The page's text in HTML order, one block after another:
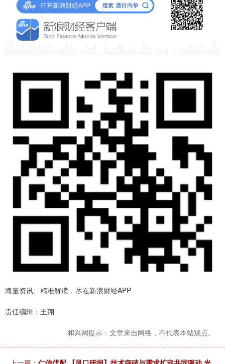
海量资讯、精准解读，尽在新浪财经APP
责任编辑：王翔
和兴网提示：文章来自网络，不代表本站观点。